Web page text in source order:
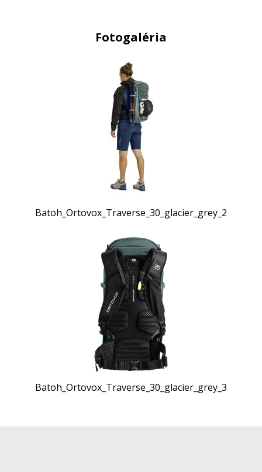
Fotogaléria
Batoh_Ortovox_Traverse_30_glacier_grey_2
Batoh_Ortovox_Traverse_30_glacier_grey_3